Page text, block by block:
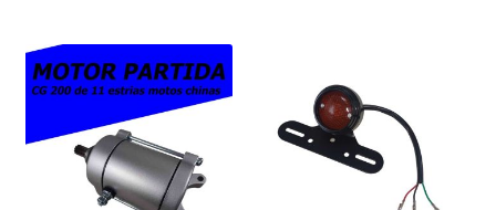
a
300
CC
cantidad